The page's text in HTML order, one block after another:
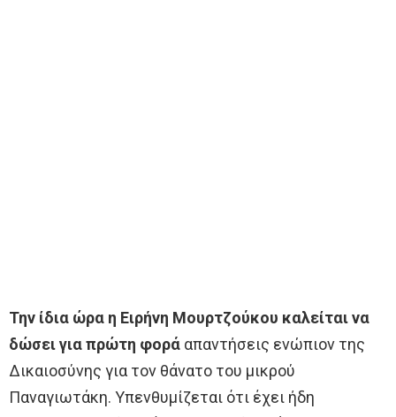
Την ίδια ώρα η Ειρήνη Μουρτζούκου καλείται να
δώσει για πρώτη φορά απαντήσεις ενώπιον της
Δικαιοσύνης για τον θάνατο του μικρού
Παναγιωτάκη. Υπενθυμίζεται ότι έχει ήδη